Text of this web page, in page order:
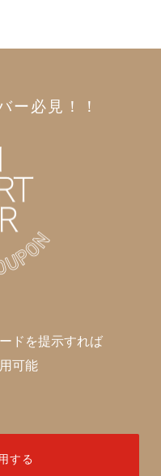
ー必見！！
ドを提示すれば
可能
する